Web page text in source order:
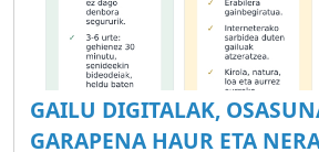
GAILU DIGITALAK,
GARAPENA HAUR ETA